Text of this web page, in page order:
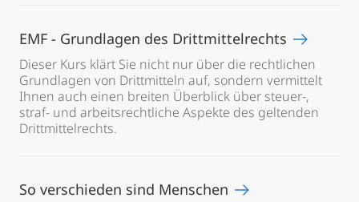
EMF - Grundlagen des Drittmittelrechts
Dieser Kurs klärt Sie nicht nur über die rechtlichen
Grundlagen von Drittmitteln auf, sondern vermittelt
Ihnen auch einen breiten Überblick über steuer-,
straf- und arbeitsrechtliche Aspekte des geltenden
Drittmittelrechts.
So verschieden sind Menschen